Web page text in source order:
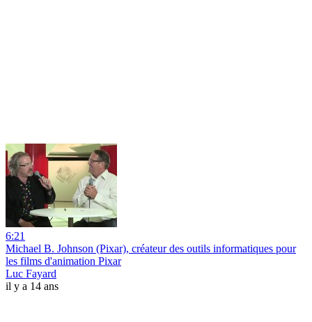
6:21
Michael B. Johnson (Pixar), créateur des outils informatiques pour
les films d'animation Pixar
Luc Fayard
il y a 14 ans